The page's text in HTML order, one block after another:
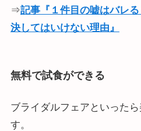
⇒記事『１件目の嘘はバレ
決してはいけない理由』
無料で試食ができる
ブライダルフェアといった
す。